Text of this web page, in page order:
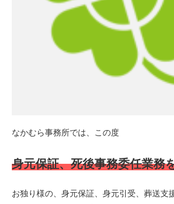
なかむら事務所では、この度
身元保証、死後事務委任業務
お独り様の、身元保証、身元引受、葬送支